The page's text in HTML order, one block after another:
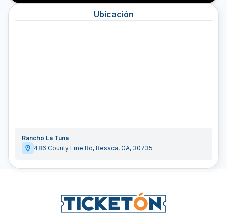
Ubicación
Rancho La Tuna
486 County Line Rd, Resaca, GA, 30735